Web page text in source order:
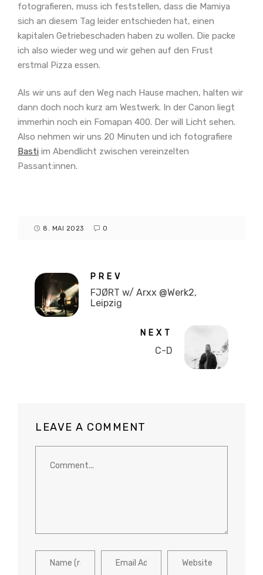
fotografieren, muss ich feststellen, dass die Mamiya
sich an diesem Tag leider entschieden hat, einen
kapitalen Getriebeschaden haben zu wollen. Die packe
ich also wieder weg und wir gehen auf den Frust
erstmal Pizza essen.
Als wir uns auf den Weg nach Hause machen, halten wir
dann doch noch kurz am Westwerk. In der Canon liegt
immerhin noch ein Fomapan 400. Der will Licht sehen.
Also nehmen wir uns 20 Minuten und ich fotografiere
Basti im Abendlicht zwischen vereinzelten
Passant:innen.
8. MAI 2023 0
PREV
FJØRT w/ Arxx @Werk2,
Leipzig
NEXT
C-D
LEAVE A COMMENT